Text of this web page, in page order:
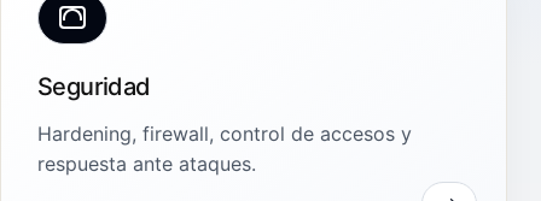
Seguridad
Hardening, firewall, control de accesos y
respuesta ante ataques.